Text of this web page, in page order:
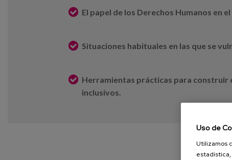
El papel de los Derechos Humanos en
Situaciones habituales en las que se
Herramientas prácticas para construir
inclusivos.
Uso de
Utilizamos
estadística,